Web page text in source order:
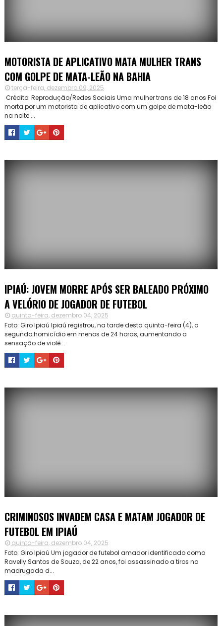
MOTORISTA DE APLICATIVO MATA MULHER TRANS
COM GOLPE DE MATA-LEÃO NA BAHIA
terça-feira, dezembro 09, 2025
Crédito: Reprodução/Redes Sociais Uma mulher trans de 18 anos Foi
morta por um motorista de aplicativo com um golpe de mata-leão
na noite ...
IPIAÚ: JOVEM MORRE APÓS SER BALEADO PRÓXIMO
A VELÓRIO DE JOGADOR DE FUTEBOL
quinta-feira, dezembro 04, 2025
Foto: Giro Ipiaú Ipiaú registrou, na tarde desta quinta-feira (4), o
segundo homicídio em menos de 24 horas, aumentando a
sensação de violê...
CRIMINOSOS INVADEM CASA E MATAM JOGADOR DE
FUTEBOL EM IPIAÚ
quinta-feira, dezembro 04, 2025
Foto: Giro Ipiaú Um jogador de futebol amador identificado como
Ravelly Santos de Souza, de 22 anos, foi assassinado a tiros na
madrugada d...